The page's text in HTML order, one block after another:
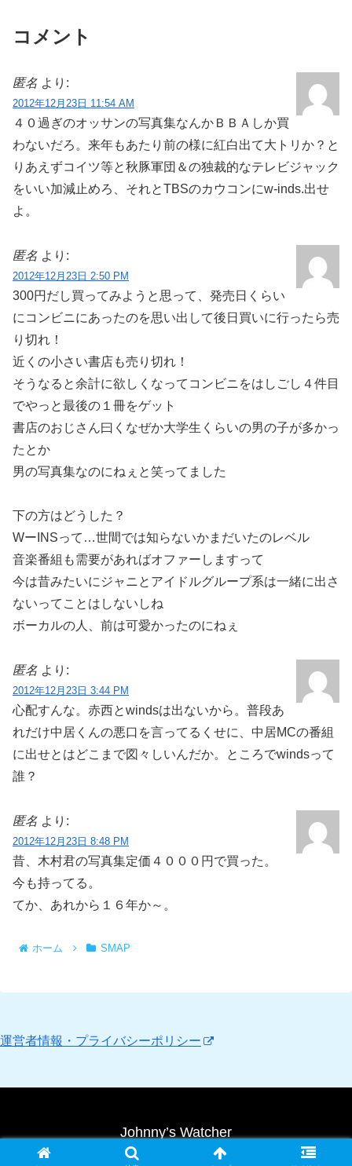
コメント
匿名 より:
2012年12月23日 11:54 AM
４０過ぎのオッサンの写真集なんかＢＢＡしか買
わないだろ。来年もあたり前の様に紅白出て大トリか？と
りあえずコイツ等と秋豚軍団＆の独裁的なテレビジャック
をいい加減止めろ、それとTBSのカウコンにw-inds.出せ
よ。
匿名 より:
2012年12月23日 2:50 PM
300円だし買ってみようと思って、発売日くらい
にコンビニにあったのを思い出して後日買いに行ったら売
り切れ！
近くの小さい書店も売り切れ！
そうなると余計に欲しくなってコンビニをはしごし４件目
でやっと最後の１冊をゲット
書店のおじさん曰くなぜか大学生くらいの男の子が多かっ
たとか
男の写真集なのにねぇと笑ってました
下の方はどうした？
WーINSって…世間では知らないかまだいたのレベル
音楽番組も需要があればオファーしますって
今は昔みたいにジャニとアイドルグループ系は一緒に出さ
ないってことはしないしね
ボーカルの人、前は可愛かったのにねぇ
匿名 より:
2012年12月23日 3:44 PM
心配すんな。赤西とwindsは出ないから。普段あ
れだけ中居くんの悪口を言ってるくせに、中居MCの番組
に出せとはどこまで図々しいんだか。ところでwindsって
誰？
匿名 より:
2012年12月23日 8:48 PM
昔、木村君の写真集定価４０００円で買った。
今も持ってる。
てか、あれから１６年か～。
ホーム SMAP
運営者情報・プライバシーポリシー
Johnny’s Watcher
Copyright © 2010 Johnny’s Watcher All Rights Reserved.